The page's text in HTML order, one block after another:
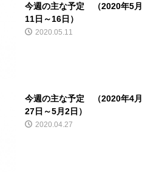
今週の主な予定 （2020年5月
11日～16日）
2020.05.11
今週の主な予定 （2020年4月
27日～5月2日）
2020.04.27